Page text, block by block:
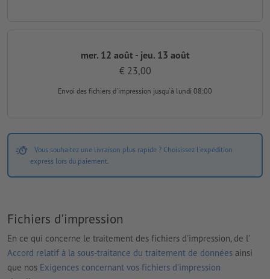
mer. 12 août - jeu. 13 août
€ 23,00
Envoi des fichiers d'impression jusqu'à lundi 08:00
Vous souhaitez une livraison plus rapide ? Choisissez l'expédition
express lors du paiement.
Fichiers d'impression
En ce qui concerne le traitement des fichiers d'impression, de l'
Accord relatif à la sous-traitance du traitement de données ainsi
que nos Exigences concernant vos fichiers d'impression